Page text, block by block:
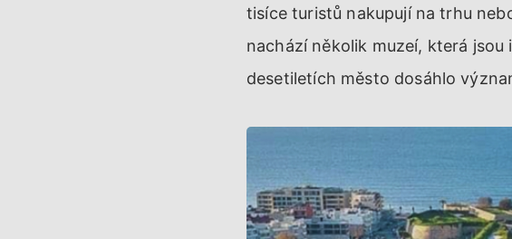
tisíce turistů nakupují na trhu
nachází několik muzeí, která
desetiletích město dosáhlo